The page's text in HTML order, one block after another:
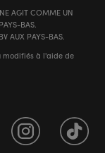
AGIT COMME UN
BAS.
AUX PAYS-BAS.
modifiés à l'aide de